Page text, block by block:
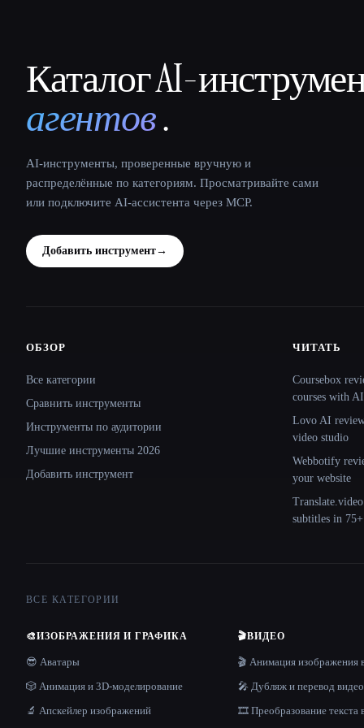
That AI Collection
Каталог AI-
агентов.
AI-инструменты, проверенные вручную и
распределённые по категориям. Просматривайте сами
или подключите AI-ассистента через MCP.
Добавить инструмент→
Site navigation
ОБЗОР
Все категории
Сравнить инструменты
Инструменты по аудитории
Лучшие инструменты 2026
Добавить инструмент
ЧИТАТЬ
Coursebox
courses with AI
Lovo AI
video studio
Webbotify
your website
subtitles in 75+
ВСЕ КАТЕГОРИИ
🎨ИЗОБРАЖЕНИЯ И ГРАФИКА
😎 Аватары
🎲 Анимация и 3D-моделирование
🔬 Апскейлер изображений
🎬ВИДЕО
🎬 Анимация изображения
🎤 Дубляж и перевод видео
🎞️ Преобразование текста